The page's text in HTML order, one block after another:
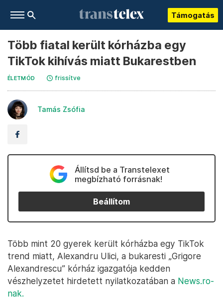
Támogatás
Több fiatal került kórházba egy
TikTok kihívás miatt Bukarestben
ÉLETMÓD frissítve
Tamás Zsófia
Állítsd be a Transtelexet
megbízható forrásnak!
Beállítom
Több mint 20 gyerek került kórházba egy TikTok
trend miatt, Alexandru Ulici, a bukaresti „Grigore
Alexandrescu” kórház igazgatója kedden
vészhelyzetet hirdetett nyilatkozatában a News.ro-
nak.